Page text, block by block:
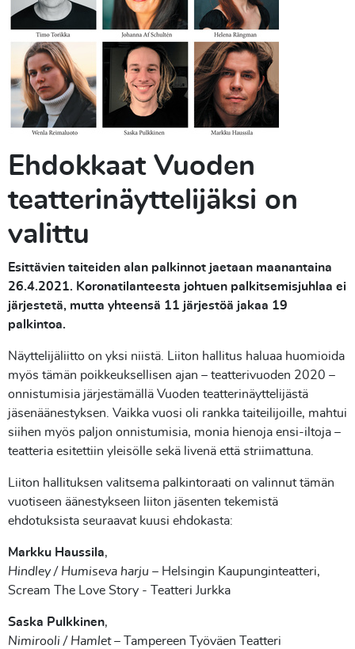
Ehdokkaat Vuoden
teatterinäyttelijäksi on
valittu
Esittävien taiteiden alan palkinnot jaetaan maanantaina
26.4.2021. Koronatilanteesta johtuen palkitsemisjuhlaa ei
järjestetä, mutta yhteensä 11 järjestöä jakaa 19
palkintoa.
Näyttelijäliitto on yksi niistä. Liiton hallitus haluaa huomioida
myös tämän poikkeuksellisen ajan – teatterivuoden 2020 –
onnistumisia järjestämällä Vuoden teatterinäyttelijästä
jäsenäänestyksen. Vaikka vuosi oli rankka taiteilijoille, mahtui
siihen myös paljon onnistumisia, monia hienoja ensi-iltoja –
teatteria esitettiin yleisölle sekä livenä että striimattuna.
Liiton hallituksen valitsema palkintoraati on valinnut tämän
vuotiseen äänestykseen liiton jäsenten tekemistä
ehdotuksista seuraavat kuusi ehdokasta:
Markku Haussila,
Hindley / Humiseva harju – Helsingin Kaupunginteatteri,
Scream The Love Story - Teatteri Jurkka
Saska Pulkkinen,
Nimirooli / Hamlet– Tampereen Työväen Teatteri